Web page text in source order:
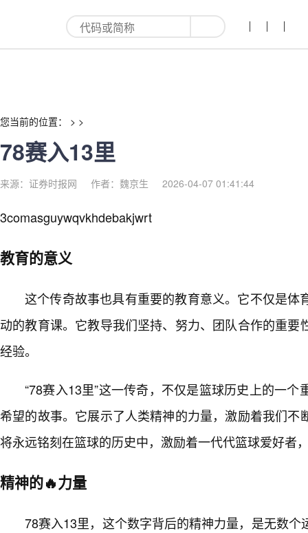
78赛入13里-红利来
您当前的位置： > >
78赛入13里
来源：证券时报网 作者：魏京生 2026-04-07 01:41:44
3comasguywqvkhdebakjwrt
教育的意义
这个传奇故事也具有重要的教育意义。它不仅是体
动的教育课。它教导我们坚持、努力、团队合作的重要
经验。
“78赛入13里”这一传奇，不仅是篮球历史上的一
希望的故事。它展示了人类精神的力量，激励着我们不
将永远铭刻在篮球的历史中，激励着一代代篮球爱好者
精神的🔥力量
78赛入13里，这个数字背后的精神力量，是无数